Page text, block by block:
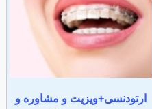
ارتودنسی+ویزیت و مشاوره و